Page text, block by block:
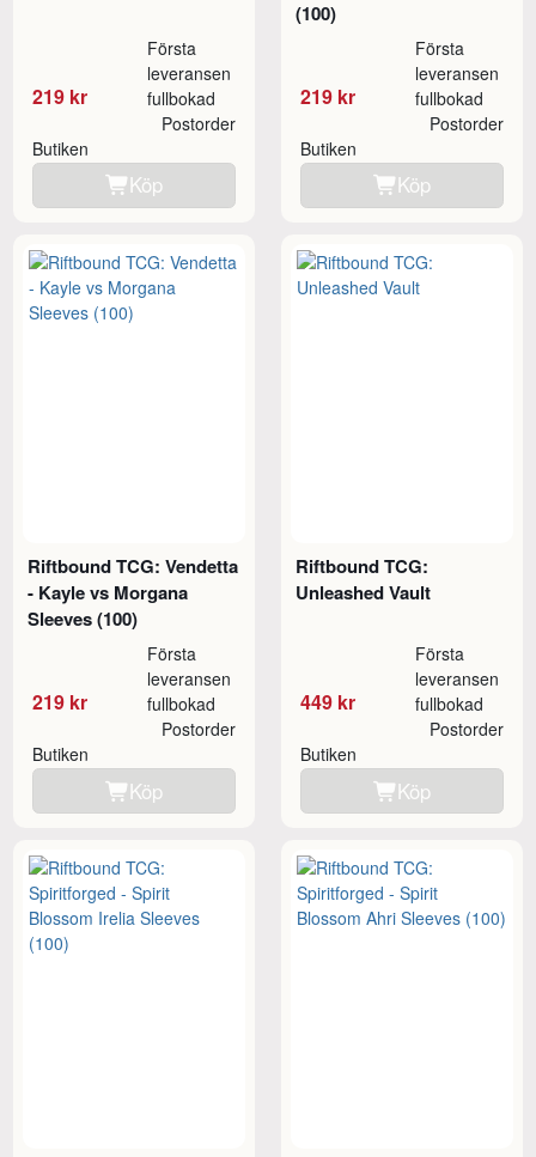
219 kr
Första
leveransen
fullbokad
Butiken
Postorder
Köp
(100)
219 kr
Första
leveransen
fullbokad
Butiken
Postorder
Köp
Riftbound TCG: Vendetta
- Kayle vs Morgana
Sleeves (100)
219 kr
Första
leveransen
fullbokad
Butiken
Postorder
Köp
Riftbound TCG:
Unleashed Vault
449 kr
Första
leveransen
fullbokad
Butiken
Postorder
Köp